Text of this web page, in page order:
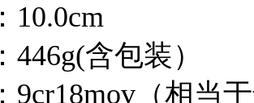
10.0cm
446g(含包装）
9cr18mov（相当